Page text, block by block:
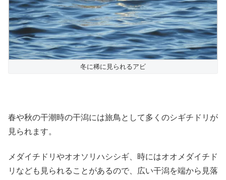
冬に稀に見られるアビ
春や秋の干潮時の干潟には旅鳥として多くのシギチドリが
見られます。
メダイチドリやオオソリハシシギ、時にはオオメダイチド
リなども見られることがあるので、広い干潟を端から見落